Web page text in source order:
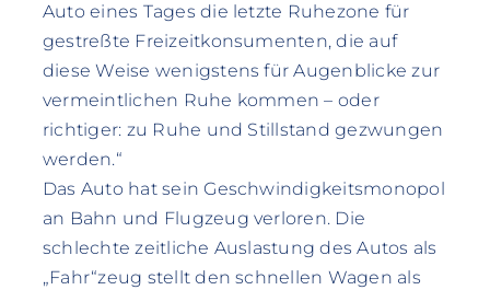
Auto eines Tages die letzte Ruhezone für
gestreßte Freizeitkonsumenten, die auf
diese Weise wenigstens für Augenblicke zur
vermeintlichen Ruhe kommen – oder
richtiger: zu Ruhe und Stillstand gezwungen
werden.“
Das Auto hat sein Geschwindigkeitsmonopol
an Bahn und Flugzeug verloren. Die
schlechte zeitliche Auslastung des Autos als
„Fahr“zeug stellt den schnellen Wagen als